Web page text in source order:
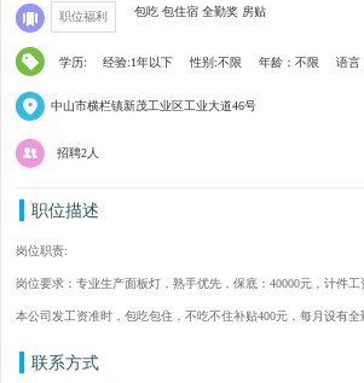
职位福利 包吃 包住宿 全勤奖 房贴
学历: 经验:1年以下 性别:不限 年龄：不限 语言
中山市横栏镇新茂工业区工业大道46号
招聘2人
职位描述
岗位职责:
岗位要求：专业生产面板灯，熟手优先，保底：40000元，计件工
本公司发工资准时，包吃包住，不吃不住补贴400元，每月设有
联系方式